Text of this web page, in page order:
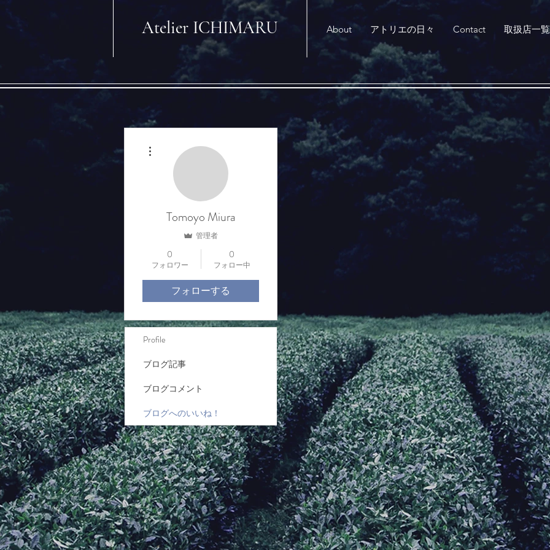
​Atelier ICHIMARU About アトリエの日々 Contact 取扱店一覧
Tomoyo Miura
管理者
0
フォロワー
0
フォロー中
フォローする
Profile
ブログ記事
ブログコメント
ブログへのいいね！